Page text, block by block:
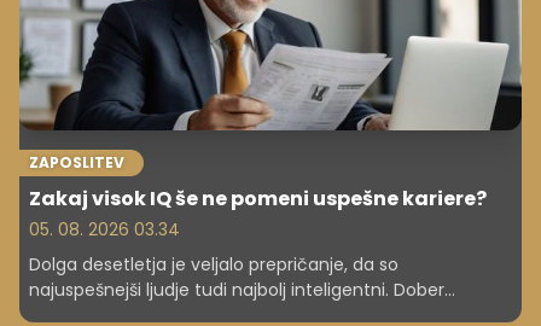
ZAPOSLITEV
Zakaj visok IQ še ne pomeni uspešne kariere?
05. 08. 2026 03.34
Dolga desetletja je veljalo prepričanje, da so
najuspešnejši ljudje tudi najbolj inteligentni. Dober